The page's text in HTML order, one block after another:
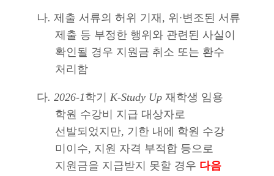
나. 제출 서류의 허위 기재 , 위 ·변조된 서류
제출 등 부정한 행위와 관련된 사실이
확인될 경우 지원금 취소 또는 환수
처리함
다. 2026-1학기 K-Study Up 재학생 임용
학원 수강비 지급 대상자로
선발되었지만, 기한 내에 학원 수강
미이수, 지원 자격 부적합 등으로
지원금을 지급받지 못할 경우 다음